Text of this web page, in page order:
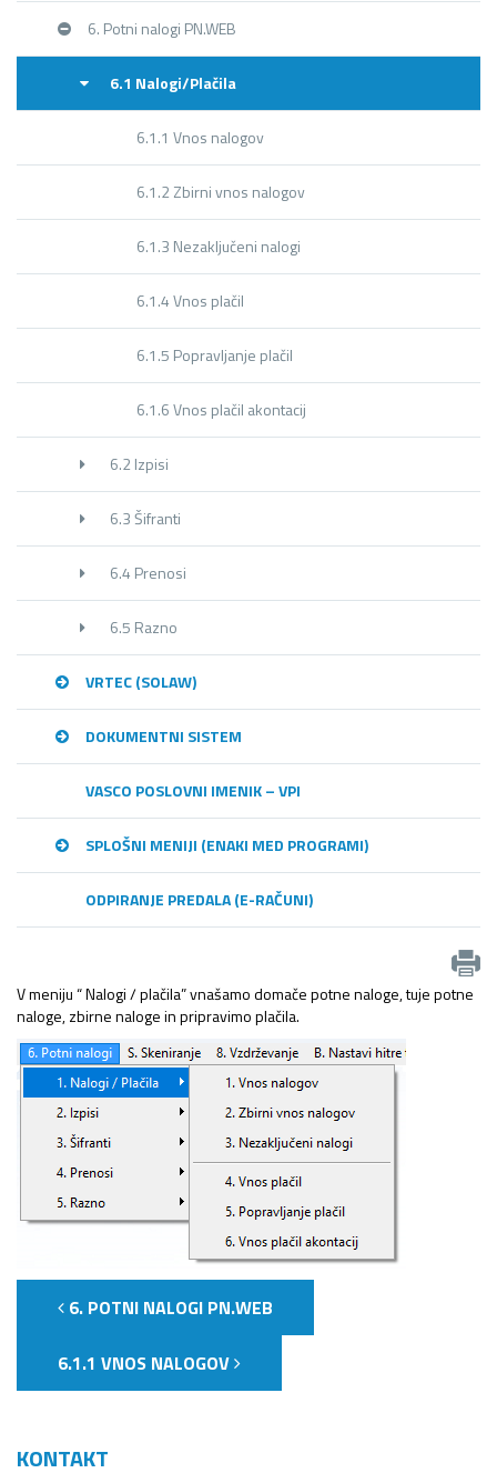
6. Potni nalogi PN.WEB
6.1 Nalogi/Plačila
6.1.1 Vnos nalogov
6.1.2 Zbirni vnos nalogov
6.1.3 Nezaključeni nalogi
6.1.4 Vnos plačil
6.1.5 Popravljanje plačil
6.1.6 Vnos plačil akontacij
6.2 Izpisi
6.3 Šifranti
6.4 Prenosi
6.5 Razno
VRTEC (SOLAW)
DOKUMENTNI SISTEM
VASCO POSLOVNI IMENIK – VPI
SPLOŠNI MENIJI (ENAKI MED PROGRAMI)
ODPIRANJE PREDALA (E-RAČUNI)
V meniju “ Nalogi / plačila” vnašamo domače potne naloge, tuje potne
naloge, zbirne naloge in pripravimo plačila.
6. POTNI NALOGI PN.WEB
6.1.1 VNOS NALOGOV
KONTAKT